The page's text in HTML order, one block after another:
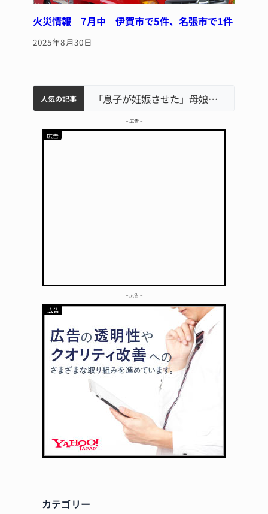
火災情報 7月中 伊賀市で5件、名張市で1件
2025年8月30日
人気の記事
名張市水道料金47％値上げへ 答申案、審議会で大筋まとまる
中学校の陶壁モニュメント 地元建設会社がボランティアで清掃 伊賀名張市立病院のDMAT、熊本地震の被災地へ 能登以来3回目の派遣 「息子が妊娠させた」母娘だまされ400万円詐欺被害 名張
– 広告 –
– 広告 –
カテゴリー